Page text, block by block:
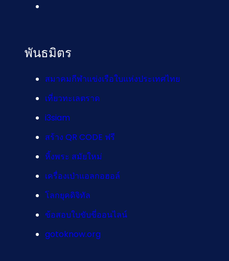
พันธมิตร
สมาคมกีฬาแข่งเรือใบแห่งประเทศไทย
เที่ยวทะเลตราด
i3siam
สร้าง QR CODE ฟรี
หิ้งพระ สมัยใหม่
เครื่องเป่าแอลกอฮอล์
โลกยุคดิจิทัล
ข้อสอบใบขับขี่ออนไลน์
gotoknow.org